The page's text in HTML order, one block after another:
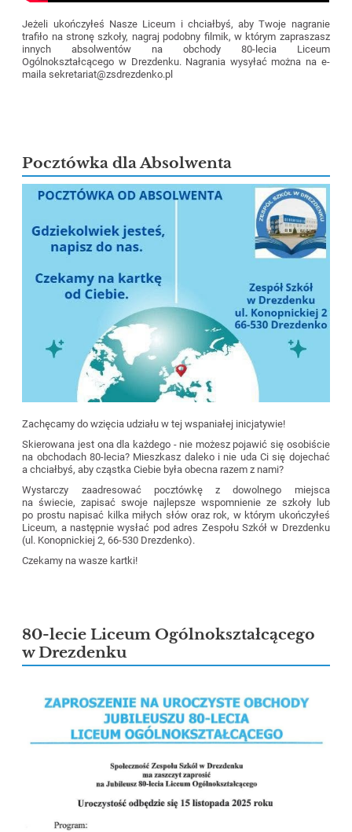
Jeżeli ukończyłeś Nasze Liceum i chciałbyś, aby Twoje nagranie
trafiło na stronę szkoły, nagraj podobny filmik, w którym zapraszasz
innych absolwentów na obchody 80-lecia Liceum
Ogólnokształcącego w Drezdenku. Nagrania wysyłać można na e-
maila sekretariat@zsdrezdenko.pl
Pocztówka dla Absolwenta
Zachęcamy do wzięcia udziału w tej wspaniałej inicjatywie!
Skierowana jest ona dla każdego - nie możesz pojawić się osobiście
na obchodach 80-lecia? Mieszkasz daleko i nie uda Ci się dojechać
a chciałbyś, aby cząstka Ciebie była obecna razem z nami?
Wystarczy zaadresować pocztówkę z dowolnego miejsca
na świecie, zapisać swoje najlepsze wspomnienie ze szkoły lub
po prostu napisać kilka miłych słów oraz rok, w którym ukończyłeś
Liceum, a następnie wysłać pod adres Zespołu Szkół w Drezdenku
(ul. Konopnickiej 2, 66-530 Drezdenko).
Czekamy na wasze kartki!
80-lecie Liceum Ogólnokształcącego
w Drezdenku